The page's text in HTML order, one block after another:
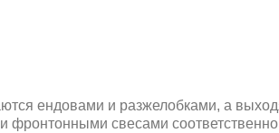
ендовами и разжелобками, а
фронтонными свесами